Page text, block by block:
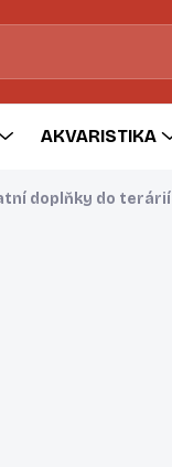
AKVARISTIKA
doplňky do terárií